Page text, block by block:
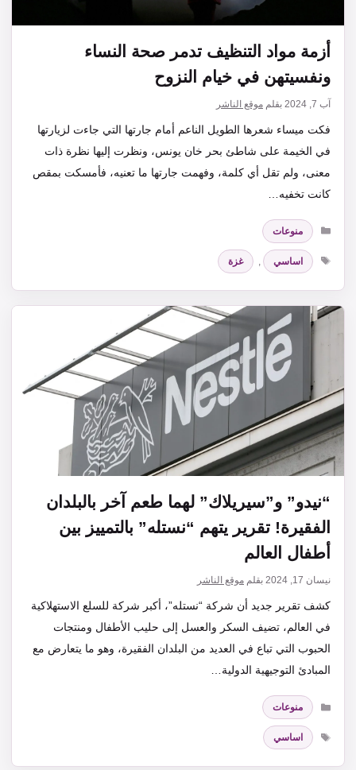
أزمة مواد التنظيف تدمر صحة النساء
ونفسيتهن في خيام النزوح
آب 7, 2024 بقلم موقع الناشر
فكت ميساء شعرها الطويل الناعم أمام جارتها التي جاءت لزيارتها
في الخيمة على شاطئ بحر خان يونس، ونظرت إليها نظرة ذات
معنى، ولم تقل أي كلمة، وفهمت جارتها ما تعنيه، فأمسكت بمقص
كانت تخفيه…
التصنيفات
منوعات
الوسوم
اساسي , غزة
“نيدو” و”سيريلاك” لهما طعم آخر بالبلدان
الفقيرة! تقرير يتهم “نستله” بالتمييز بين
أطفال العالم
نيسان 17, 2024 بقلم موقع الناشر
كشف تقرير جديد أن شركة “نستله”، أكبر شركة للسلع الاستهلاكية
في العالم، تضيف السكر والعسل إلى حليب الأطفال ومنتجات
الحبوب التي تباع في العديد من البلدان الفقيرة، وهو ما يتعارض مع
المبادئ التوجيهية الدولية…
التصنيفات
منوعات
الوسوم
اساسي